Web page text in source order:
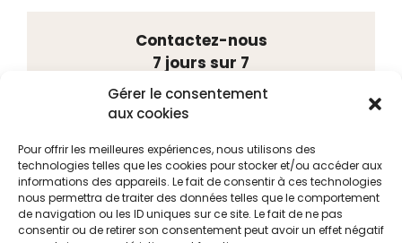
Gérer le consentement
aux cookies
Pour offrir les meilleures expériences, nous utilisons des
technologies telles que les cookies pour stocker et/ou accéder aux
informations des appareils. Le fait de consentir à ces technologies
nous permettra de traiter des données telles que le comportement
de navigation ou les ID uniques sur ce site. Le fait de ne pas
consentir ou de retirer son consentement peut avoir un effet négatif
Contactez-nous
7 jours sur 7
Tél. 02 41 88 75 55
Port. 06 48 20 15 41
49100 ANGERS
Personnel de l’éducation,
face aux risques de nos métiers la défense